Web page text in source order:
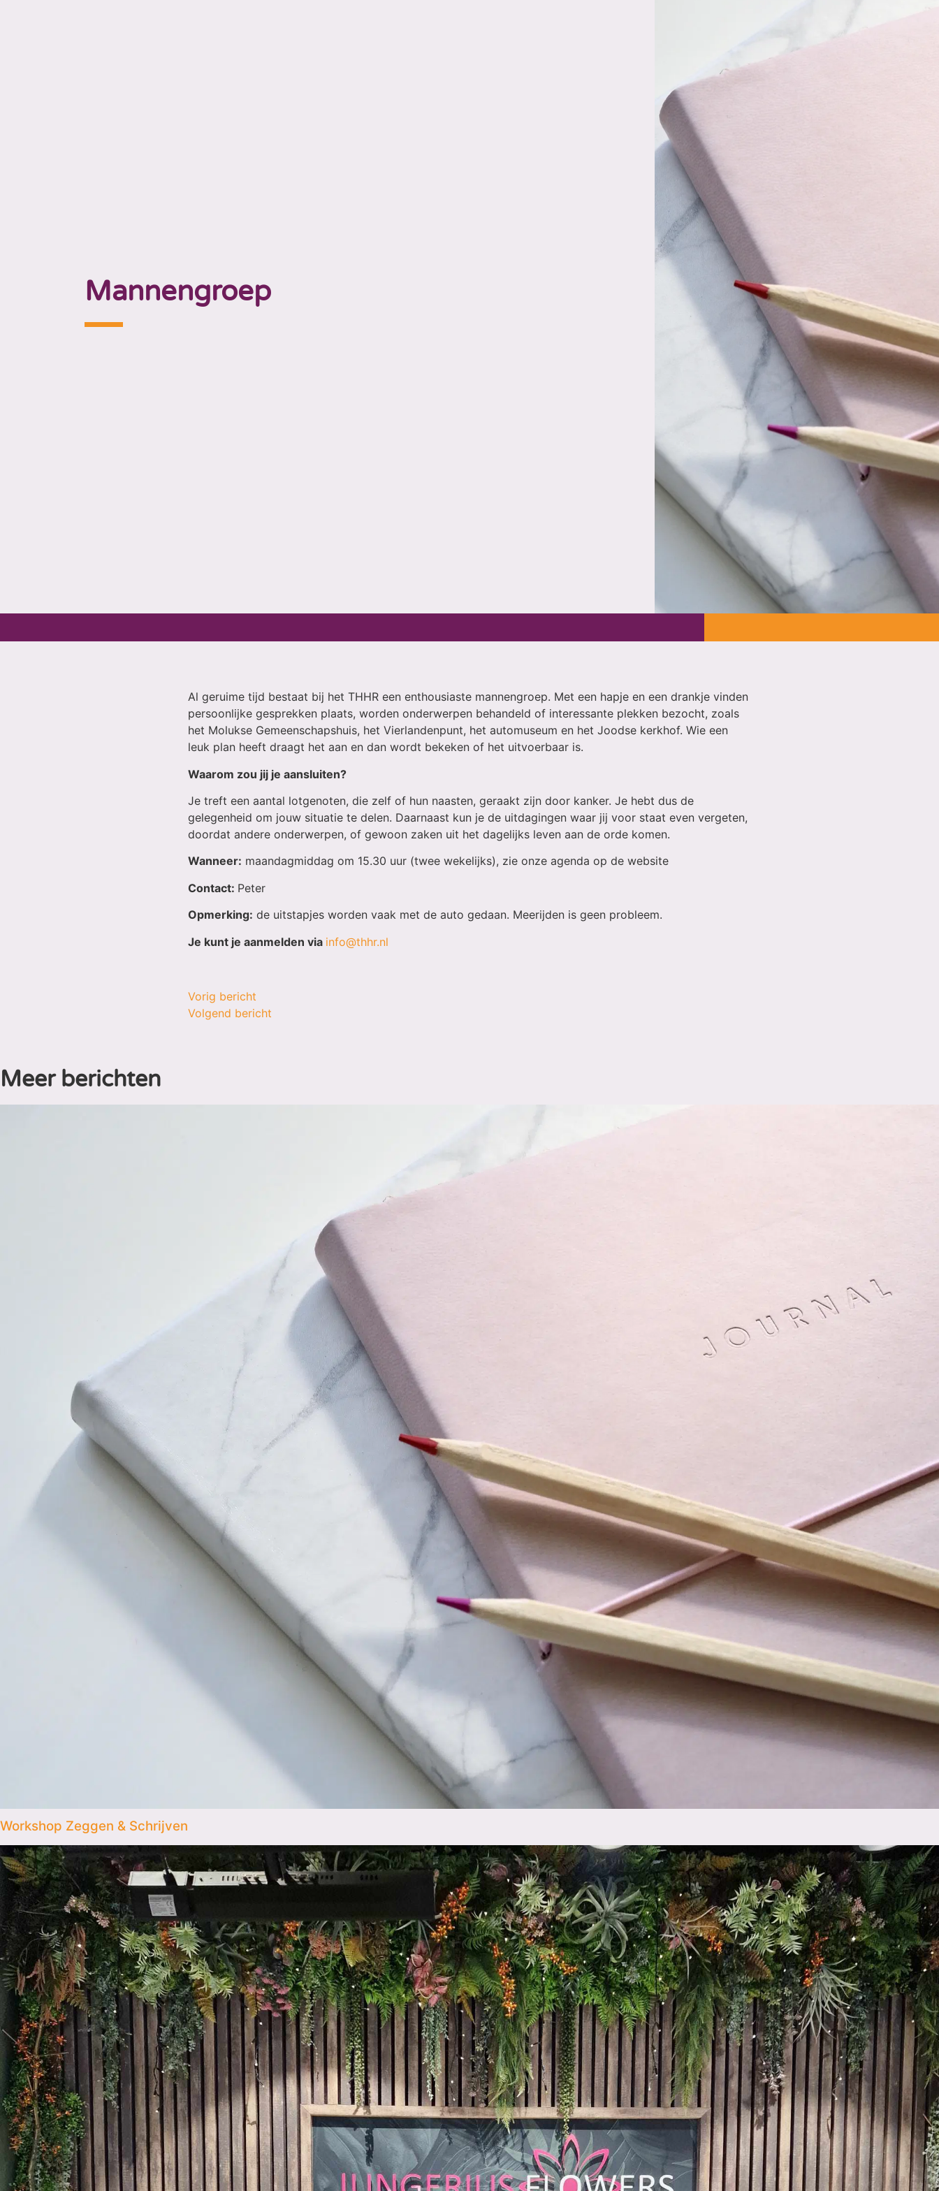
Mannengroep
Al geruime tijd bestaat bij het THHR een enthousiaste mannengroep. Met een hapje en een drankje vinden
persoonlijke gesprekken plaats, worden onderwerpen behandeld of interessante plekken bezocht, zoals
het Molukse Gemeenschapshuis, het Vierlandenpunt, het automuseum en het Joodse kerkhof. Wie een
leuk plan heeft draagt het aan en dan wordt bekeken of het uitvoerbaar is.
Waarom zou jij je aansluiten?
Je treft een aantal lotgenoten, die zelf of hun naasten, geraakt zijn door kanker. Je hebt dus de
gelegenheid om jouw situatie te delen. Daarnaast kun je de uitdagingen waar jij voor staat even vergeten,
doordat andere onderwerpen, of gewoon zaken uit het dagelijks leven aan de orde komen.
Wanneer: maandagmiddag om 15.30 uur (twee wekelijks), zie onze agenda op de website
Contact: Peter
Opmerking: de uitstapjes worden vaak met de auto gedaan. Meerijden is geen probleem.
Je kunt je aanmelden via info@thhr.nl
Vorig bericht
Volgend bericht
Meer berichten
Workshop Zeggen & Schrijven